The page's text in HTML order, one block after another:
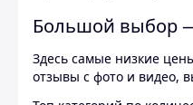
Большой выбор
Здесь самые низкие
отзывы с фото и видео,